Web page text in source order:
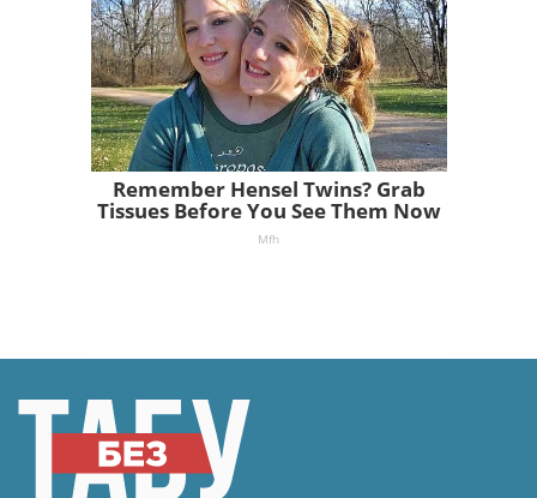
Remember Hensel Twins? Grab
Tissues Before You See Them Now
Mfh